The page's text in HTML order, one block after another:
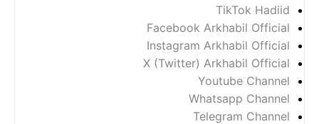
TikTok Hadiid
Facebook Arkhabil Official
Instagram Arkhabil Official
X (Twitter) Arkhabil Official
Youtube Channel
Whatsapp Channel
Telegram Channel